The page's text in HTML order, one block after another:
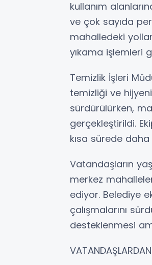
kullanım
ve çok sayıda
mahalledeki
yıkama işlemleri
Temizlik İşleri
temizliği ve
sürdürülürken,
gerçekleştirildi.
kısa sürede
Vatandaşların
merkez
ediyor. Belediye
çalışmalarını
desteklenmesi